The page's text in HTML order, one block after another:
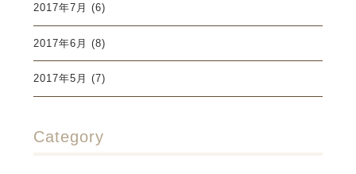
2017年7月 (6)
2017年6月 (8)
2017年5月 (7)
Category